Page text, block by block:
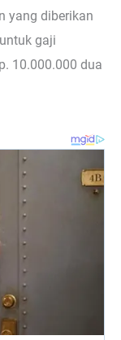
yang diberikan
gaji
10.000.000 dua